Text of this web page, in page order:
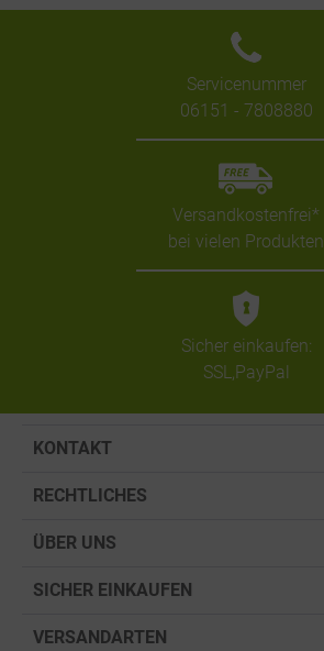
Servicenummer
06151 - 7808880
Versandkostenfrei*
bei vielen Produkten
Sicher einkaufen:
SSL,PayPal
KONTAKT
RECHTLICHES
ÜBER UNS
SICHER EINKAUFEN
VERSANDARTEN